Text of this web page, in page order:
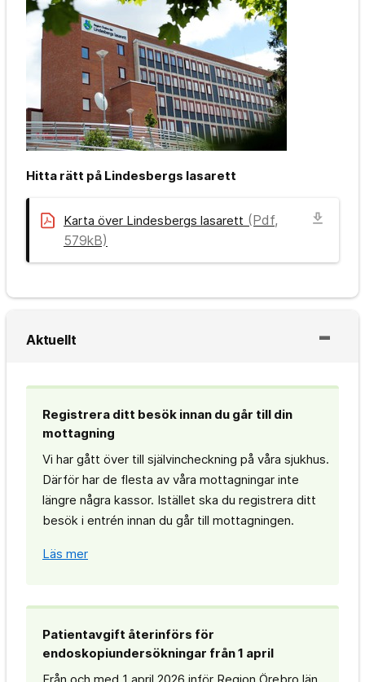
Hitta rätt på Lindesbergs lasarett
Karta över Lindesbergs lasarett (Pdf,
579kB)
download
Aktuellt
Registrera ditt besök innan du går till din
mottagning
Vi har gått över till självincheckning på våra sjukhus.
Därför har de flesta av våra mottagningar inte
längre några kassor. Istället ska du registrera ditt
besök i entrén innan du går till mottagningen.
Läs mer
Patientavgift återinförs för
endoskopiundersökningar från 1 april
Från och med 1 april 2026 inför Region Örebro län